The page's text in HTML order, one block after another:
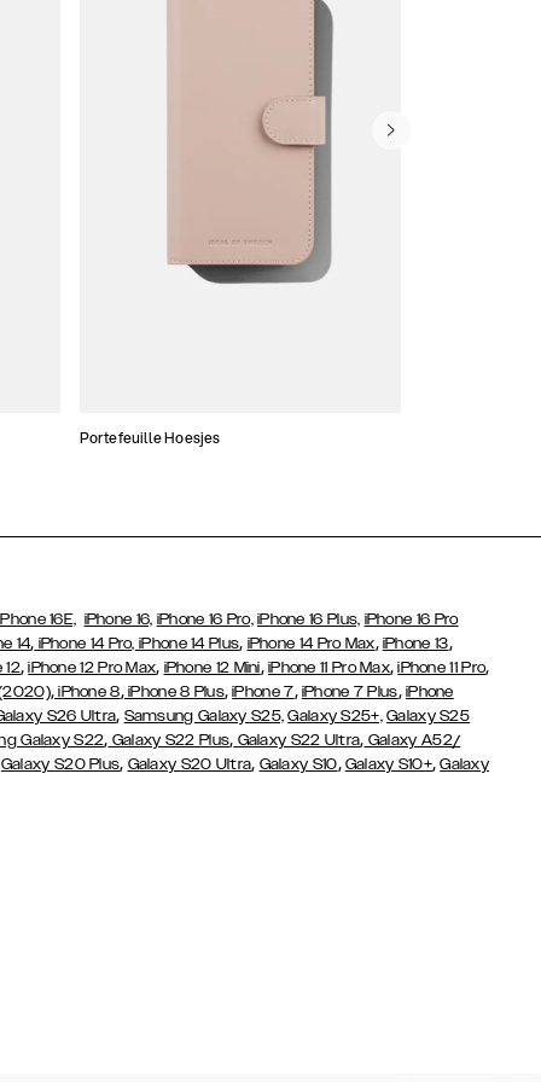
Portefeuille Hoesjes
16E, iPhone 16, iPhone 16 Pro, iPhone 16 Plus, iPhone 16 Pro
14, iPhone 14 Pro, iPhone 14 Plus, iPhone 14 Pro Max, iPhone 13,
12,iPhone 12 Pro Max, iPhone 12 Mini, iPhone 11 Pro Max,iPhone 11 Pro,
,iPhone 8,iPhone 8 Plus,iPhone 7, iPhone 7 Plus, iPhone
S26 Ultra, Samsung Galaxy S25, Galaxy S25+, Galaxy S25
Galaxy S22, Galaxy S22 Plus, Galaxy S22 Ultra, Galaxy A52/
Galaxy S20 Plus, Galaxy S20 Ultra, Galaxy S10, Galaxy S10+,Galaxy